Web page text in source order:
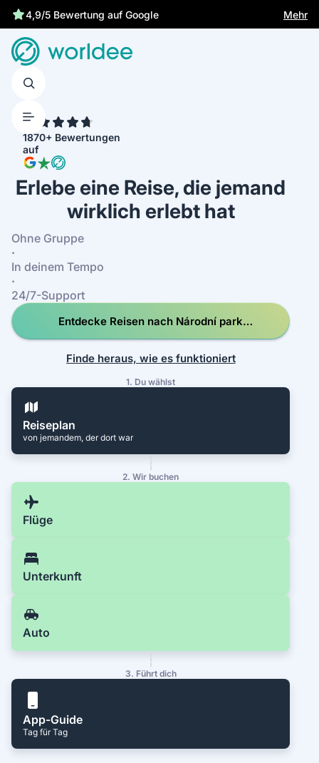
4,9/5 Bewertung auf Google
Mehr
1870+ Bewertungen
auf
Erlebe eine Reise, die jemand
wirklich erlebt hat
Ohne Gruppe
·
In deinem Tempo
·
24/7-Support
Entdecke Reisen nach Národní park
Finde heraus, wie es funktioniert
1. Du wählst
Reiseplan
von jemandem, der dort war
2. Wir buchen
Flüge
Unterkunft
Auto
3. Führt dich
App-Guide
Tag für Tag